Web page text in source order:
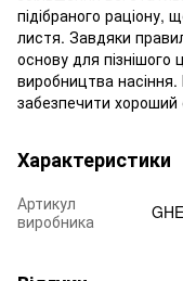
підібраного раціону,
листя. Завдяки
основу для пізнішого
виробництва
забезпечити хороший
Характеристики
Артикул
виробника